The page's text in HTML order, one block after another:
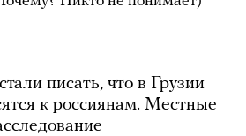
писать, что в Грузии
к россиянам. Местные